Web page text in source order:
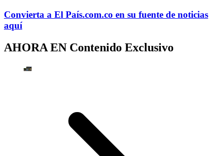
Convierta a El País.com.co en su fuente de noticias
aquí
AHORA EN Contenido Exclusivo